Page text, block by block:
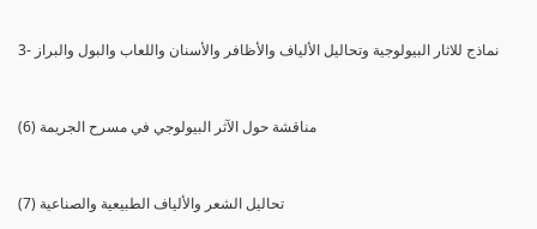
3- نماذج للاثار البيولوجية وتحاليل الألياف والأظافر والأسنان واللعاب والبول والبراز
(6) مناقشة حول الآثر البيولوجي في مسرح الجريمة
(7) تحاليل الشعر والألياف الطبيعية والصناعية